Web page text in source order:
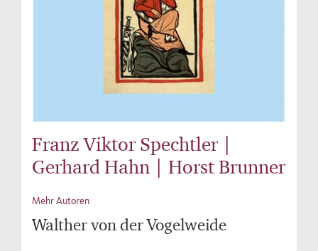
Franz Viktor Spechtler |
Gerhard Hahn | Horst Brunner
Mehr Autoren
Walther von der Vogelweide